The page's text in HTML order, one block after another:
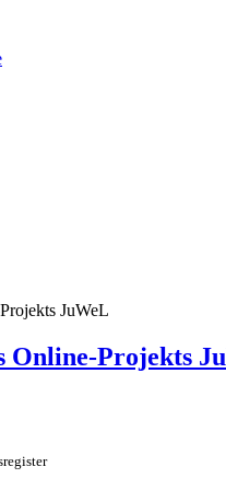
JuWeL
Online-Projekts